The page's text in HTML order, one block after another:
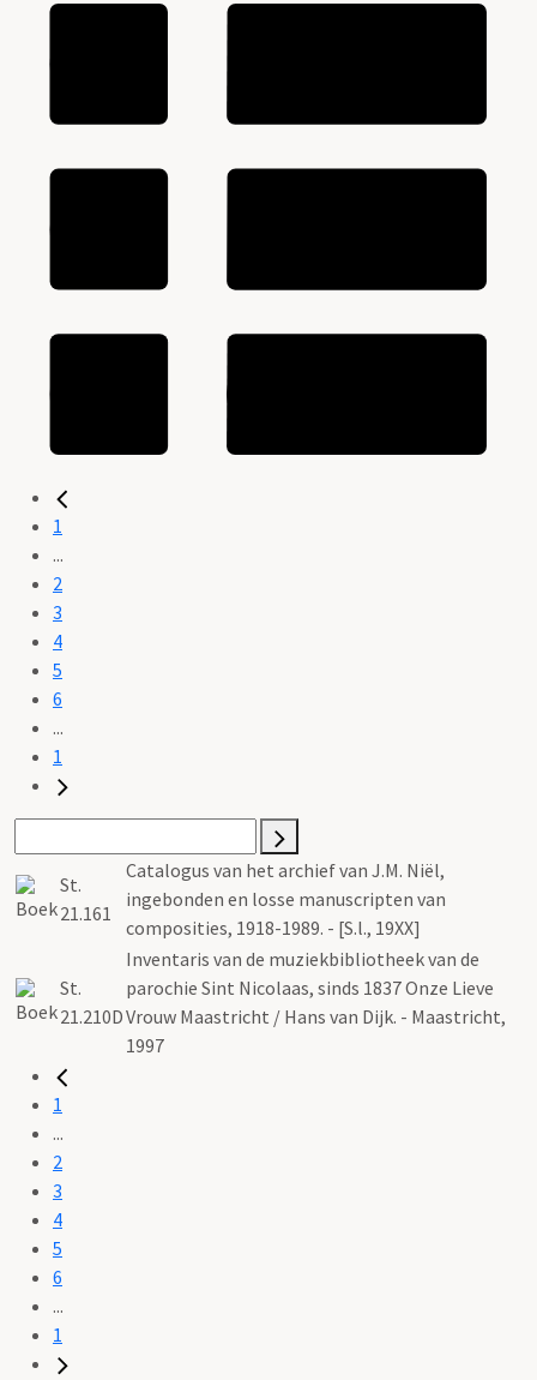
1
...
2
3
4
5
6
...
1
St.
21.161
Catalogus van het archief van J.M. Niël,
ingebonden en losse manuscripten van
composities, 1918-1989. - [S.l., 19XX]
St.
21.210D
Inventaris van de muziekbibliotheek van de
parochie Sint Nicolaas, sinds 1837 Onze Lieve
Vrouw Maastricht / Hans van Dijk. - Maastricht,
1997
1
...
2
3
4
5
6
...
1